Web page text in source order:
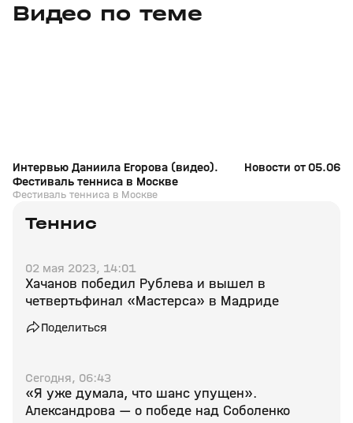
Видео по теме
11 июл, 16:17
Интервью Даниила Егорова (видео).
Фестиваль тенниса в Москве
Фестиваль тенниса в Москве
Новости от
Теннис
02 мая 2023, 14:01
Хачанов победил Рублева и вышел в
четвертьфинал «Мастерса» в Мадриде
Поделиться
Сегодня, 06:43
«Я уже думала, что шанс упущен».
Александрова — о победе над Соболенко